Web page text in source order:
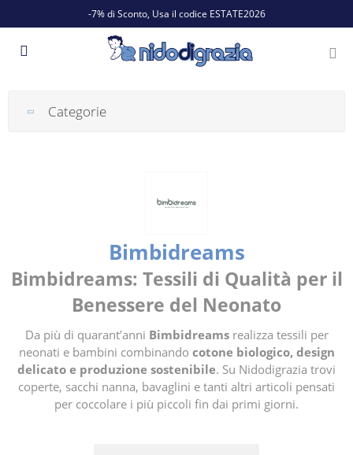
-7% di Sconto, Usa il codice ESTATE2026
Categorie
Bimbidreams
Bimbidreams: Tessili di Qualità per il
Benessere del Neonato
Da più di quarant’anni Bimbidreamsrealizza tessili per
neonati e bambini combinando cotone biologico, design
delicato e produzione sostenibile. Su Nidodigrazia trovi
coperte, sacchi nanna, bavaglini e tanti altri articoli pensati
per coccolare i più piccoli fin dai primi giorni.